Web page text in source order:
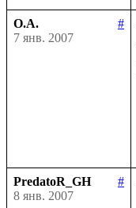
О.А.
#
7 янв. 2007
PredatoR_GH
#
8 янв. 2007